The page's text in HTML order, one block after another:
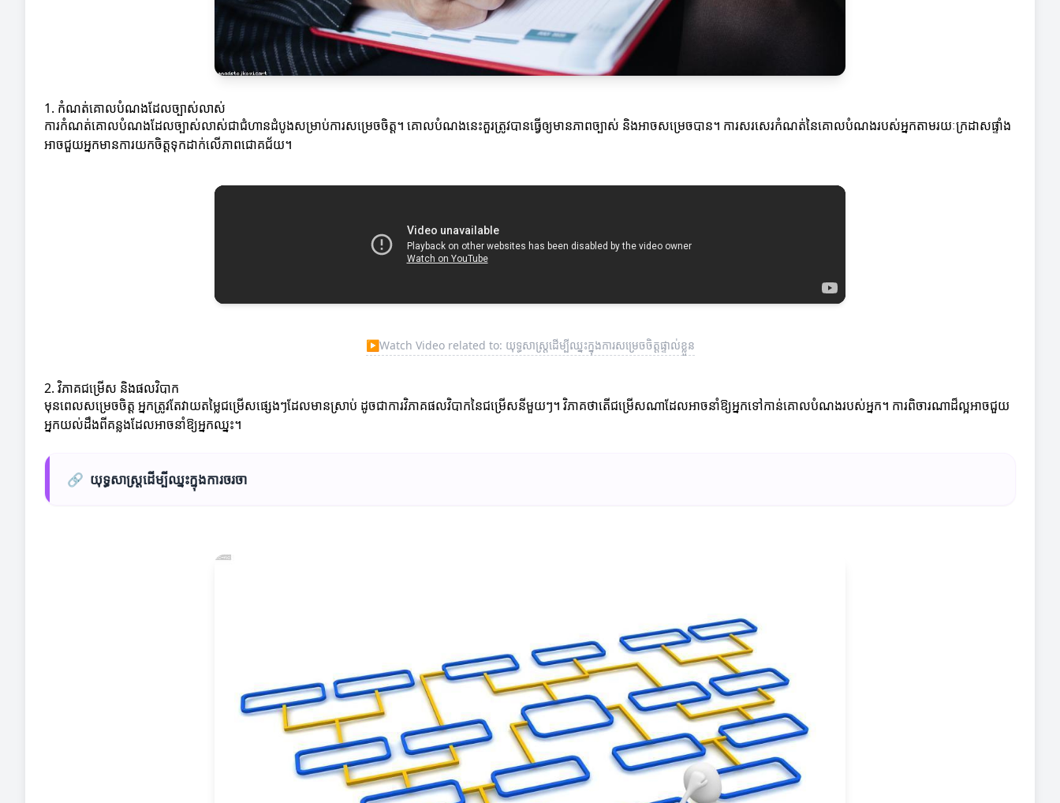
1. កំណត់គោលបំណងដែលច្បាស់លាស់
ការកំណត់គោលបំណងដែលច្បាស់លាស់ជាជំហានដំបូងសម្រាប់ការសម្រេចចិត្ត។ គោលបំណងនេះគួរត្រូវបានធ្វើឲ្យមានភាពច្បាស់ និងអាចសម្រេចបាន។ ការសរសេរកំណត់នៃគោលបំណងរបស់អ្នកតាមរយៈក្រដាសផ្ទាំង
អាចជួយអ្នកមានការយកចិត្តទុកដាក់លើភាពជោគជ័យ។
▶Watch Video related to: យុទ្ធសាស្រ្តដើម្បីឈ្នះក្នុងការសម្រេចចិត្តផ្ទាល់ខ្លួន
2. វិភាគជម្រើស និងផលវិបាក
មុនពេលសម្រេចចិត្ត អ្នកត្រូវតែវាយតម្លៃជម្រើសផ្សេងៗដែលមានស្រាប់ ដូចជាការវិភាគផលវិបាកនៃជម្រើសនីមួយៗ។ វិភាគថាតើជម្រើសណាដែលអាចនាំឱ្យអ្នកទៅកាន់គោលបំណងរបស់អ្នក។ ការពិចារណាដ៏ល្អអាចជួយ
អ្នកយល់ដឹងពីគន្លងដែលអាចនាំឱ្យអ្នកឈ្នះ។
🔗 យុទ្ធសាស្រ្តដើម្បីឈ្នះក្នុងការចរចា